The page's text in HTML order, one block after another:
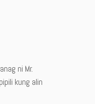
ni Mr.
kung alin